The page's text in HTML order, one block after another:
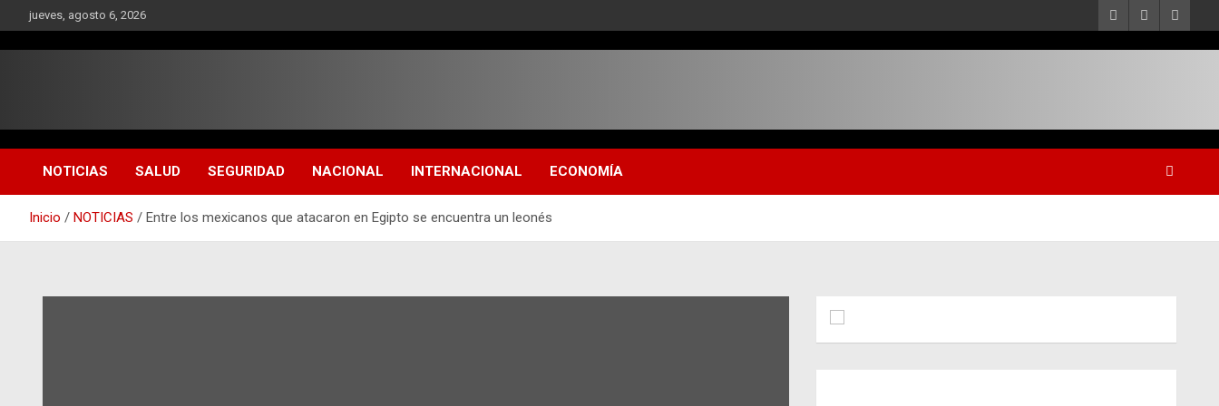
Saltar
al
contenido
jueves, agosto 6, 2026
NOTICIAS SALUD SEGURIDAD NACIONAL INTERNACIONAL ECONOMÍA
Inicio NOTICIAS Entre los mexicanos que atacaron en Egipto se encuentra un leonés